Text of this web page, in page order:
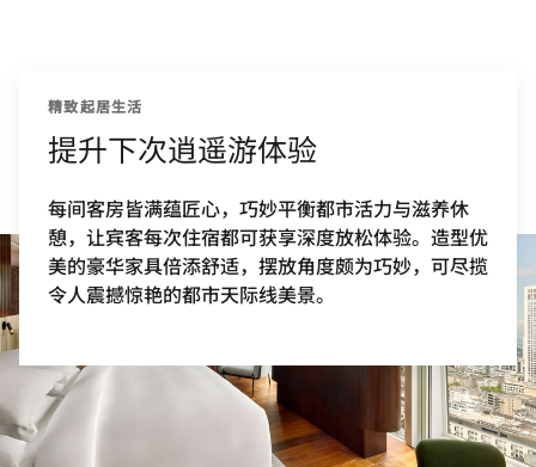
精致起居生活
提升下次逍遥游体验
每间客房皆满蕴匠心，巧妙平衡都市活力与滋养休
憩，让宾客每次住宿都可获享深度放松体验。造型优
美的豪华家具倍添舒适，摆放角度颇为巧妙，可尽揽
令人震撼惊艳的都市天际线美景。